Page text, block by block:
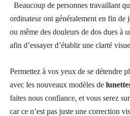
Beaucoup de personnes travaillant
ordinateur ont généralement en fin de
ou même des douleurs de dos dues à
afin d’essayer d’établir une clarté
Permettez à vos yeux de se détendre
avec les nouveaux modèles de
faites nous confiance, et vous serez
car ce n’est pas juste une correction